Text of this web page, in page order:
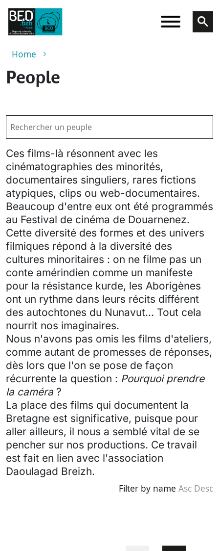
Skip to main content
Breadcrumb
Home
People
Ces films-là résonnent avec les
cinématographies des minorités,
documentaires singuliers, rares fictions
atypiques, clips ou web-documentaires.
Beaucoup d'entre eux ont été programmés
au Festival de cinéma de Douarnenez.
Cette diversité des formes et des univers
filmiques répond à la diversité des
cultures minoritaires : on ne filme pas un
conte amérindien comme un manifeste
pour la résistance kurde, les Aborigènes
ont un rythme dans leurs récits différent
des autochtones du Nunavut... Tout cela
nourrit nos imaginaires.
Nous n'avons pas omis les films d'ateliers,
comme autant de promesses de réponses,
dès lors que l'on se pose de façon
récurrente la question : Pourquoi prendre
la caméra ?
La place des films qui documentent la
Bretagne est significative, puisque pour
aller ailleurs, il nous a semblé vital de se
pencher sur nos productions. Ce travail
est fait en lien avec l'association
Daoulagad Breizh.
Filter by name Asc Desc